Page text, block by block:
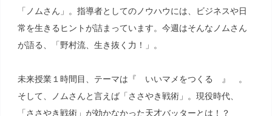
「ノムさん」。指導者としてのノウハウには、ビジネスや日
常を生きるヒントが詰まっています。今週はそんなノムさん
が語る、「野村流、生き抜く力！」。
未来授業１時間目、テーマは『 いいマメをつくる 』 。
そして、ノムさんと言えば「ささやき戦術」。現役時代、
「ささやき戦術」が効かなかった天才バッターとは！？